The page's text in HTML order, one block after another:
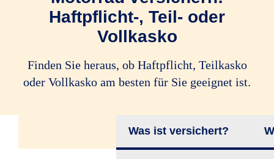
Haftpflicht-, Teil- oder
Vollkasko
Finden Sie heraus, ob Haftpflicht, Teilkasko
oder Vollkasko am besten für Sie geeignet ist.
Was ist versichert?